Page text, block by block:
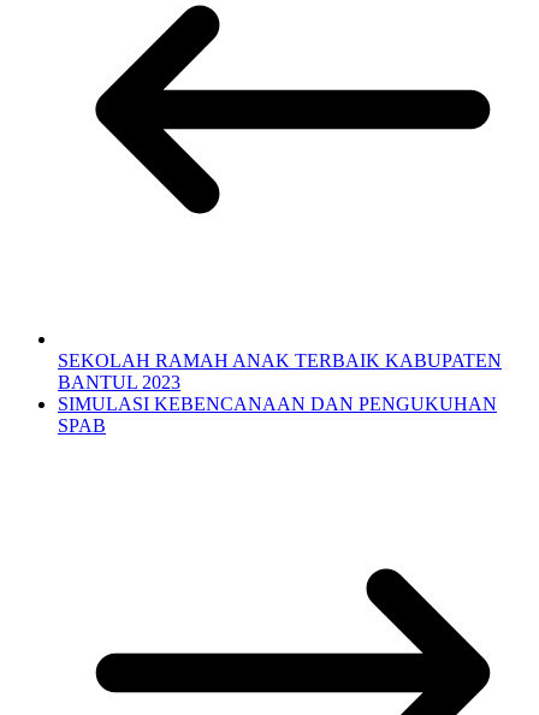
SEKOLAH RAMAH ANAK TERBAIK KABUPATEN
BANTUL 2023
SIMULASI KEBENCANAAN DAN PENGUKUHAN
SPAB